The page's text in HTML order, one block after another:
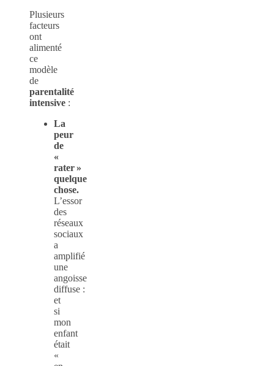
Plusieurs
facteurs
ont
alimenté
ce
modèle
de
parentalité
intensive :
La
peur
de
«
rater »
quelque
chose.
L’essor
des
réseaux
sociaux
a
amplifié
une
angoisse
diffuse :
et
si
mon
enfant
était
«